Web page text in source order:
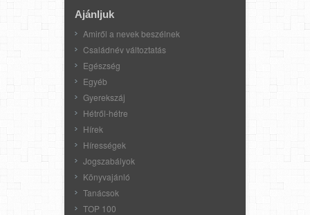
Ajánljuk
Amiről a nevek beszélnek
Családnév változtatás
Egészség
Egyéb
Gyerekszáj
Hétről-hétre
Hírek
Hírességek
Jogszabályok
Könyvajánló
Tanácsok
TOP 100